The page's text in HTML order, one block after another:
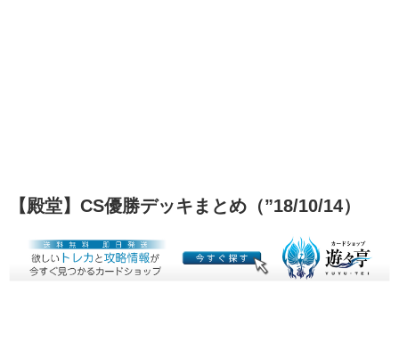
【殿堂】CS優勝デッキまとめ（”18/10/14）